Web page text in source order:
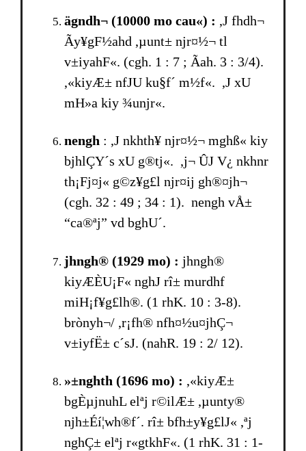
ägndh¬ (10000 mo cau«) : ,J fhdh¬
Ãy¥gF½ahd ,µunt± njr¤½¬ tl
v±iyahF«. (cgh. 1 : 7 ; Ãah. 3 : 3/4).
,«kiyÆ± nfJU ku§f´ m½f«. ,J xU
mH»a kiy ¾unjr«.
nengh : ,J nkhth¥ njr¤½¬ mghß« kiy
bjhlÇY´s xU g®tj«. ,j¬ ÛJ V¿ nkhnr
th¡Fj¤j« g©z¥g£l njr¤ij gh®¤jh¬
(cgh. 32 : 49 ; 34 : 1). nengh vÅ±
“ca®ªj” vd bghU´.
jhngh® (1929 mo) : jhngh®
kiyÆÈU¡F« nghJ rî± murdhf
miH¡f¥g£lh®. (1 rhK. 10 : 3-8).
brònyh¬/ ,r¡fh® nfh¤½u¤jhÇ¬
v±iyfË± c´sJ. (nahR. 19 : 2/ 12).
»±nghth (1696 mo) : ,«kiyÆ±
bgÈµjnuhL elªj r©ilÆ± ,µunty®
njh±Éí¦wh®f´. rî± bfh±y¥g£lJ« ,ªj
nghÇ± elªj r«gtkhF«. (1 rhK. 31 : 1-